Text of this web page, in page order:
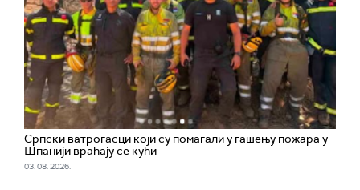
Српски ватрогасци који су помагали у гашењу пожара у
Шпанији враћају се кући
03. 08. 2026.